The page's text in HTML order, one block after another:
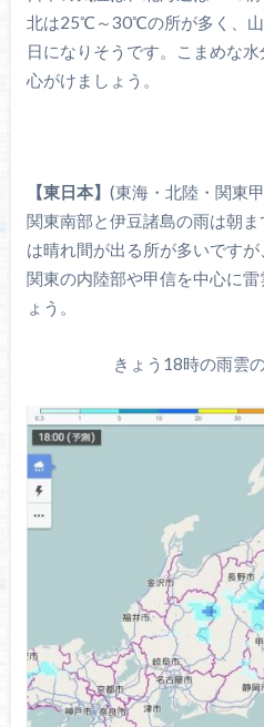
北は25℃～30℃の所が多く、
日になりそうです。こまめな
心がけましょう。
【東日本】 (東海・北陸・関東
関東南部と伊豆諸島の雨は朝
は晴れ間が出る所が多いです
関東の内陸部や甲信を中心に
ょう。
きょう18時の雨雲